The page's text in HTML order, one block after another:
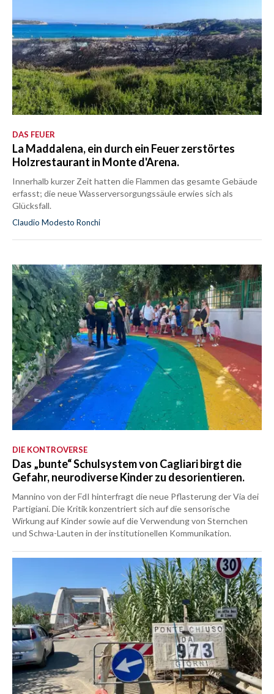
DAS FEUER
La Maddalena, ein durch ein Feuer zerstörtes
Holzrestaurant in Monte d'Arena.
Innerhalb kurzer Zeit hatten die Flammen das gesamte Gebäude
erfasst; die neue Wasserversorgungssäule erwies sich als
Glücksfall.
Claudio Modesto Ronchi
DIE KONTROVERSE
Das „bunte“ Schulsystem von Cagliari birgt die
Gefahr, neurodiverse Kinder zu desorientieren.
Mannino von der FdI hinterfragt die neue Pflasterung der Via dei
Partigiani. Die Kritik konzentriert sich auf die sensorische
Wirkung auf Kinder sowie auf die Verwendung von Sternchen
und Schwa-Lauten in der institutionellen Kommunikation.